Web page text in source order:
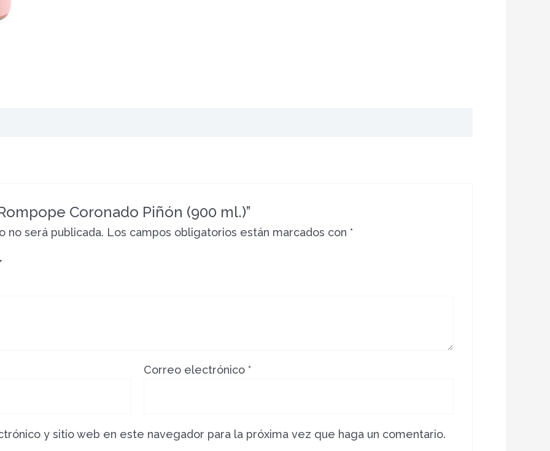
Coronado Piñón (900 ml.)”
no será publicada. Los campos obligatorios están marcados con*
Correo electrónico*
y sitio web en este navegador para la próxima vez que haga un comentario.